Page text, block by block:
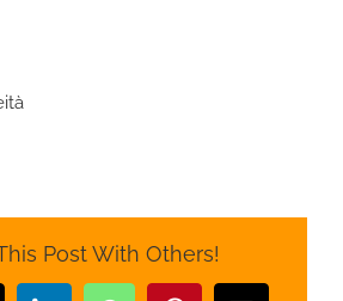
Post With Others!